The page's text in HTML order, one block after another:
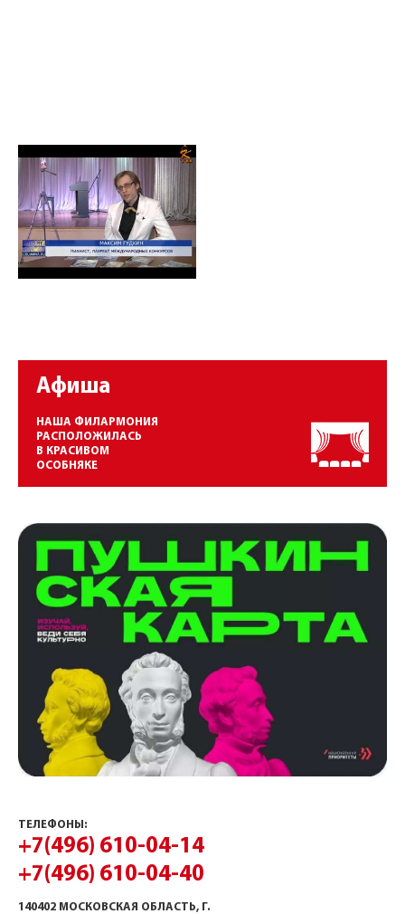
Афиша
НАША ФИЛАРМОНИЯ
РАСПОЛОЖИЛАСЬ
В КРАСИВОМ
ОСОБНЯКЕ
ТЕЛЕФОНЫ:
+7(496) 610-04-14
+7(496) 610-04-40
140402 МОСКОВСКАЯ ОБЛАСТЬ, Г.